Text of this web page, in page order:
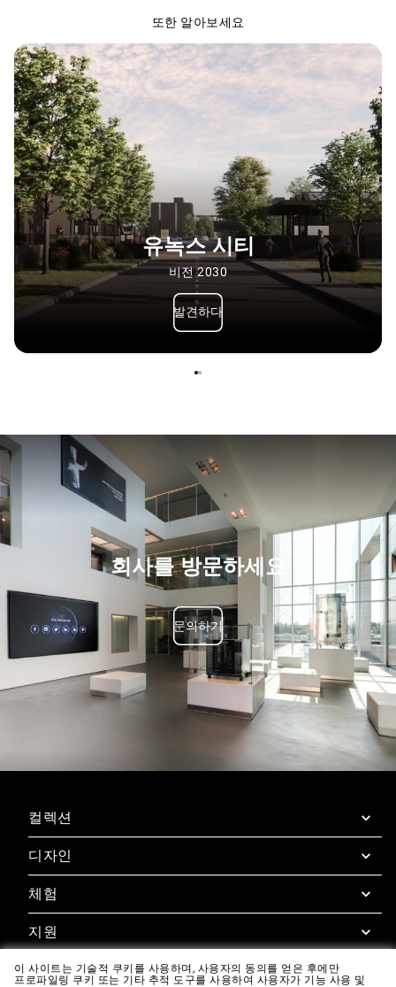
또한 알아보세요
유녹스 시티
비전 2030
발견하다
회사를 방문하세요
문의하기
컬렉션
SuperOven
부속품
디자인
디자인 컨시어지
디자인 라운지
다운로드
갤러리
체험
슈퍼오븐 체험
우녹스 카사 앱
지원
보증
이 사이트는 기술적 쿠키를 사용하며, 사용자의 동의를 얻은 후에만
프로파일링 쿠키 또는 기타 추적 도구를 사용하여 사용자가 기능 사용 및